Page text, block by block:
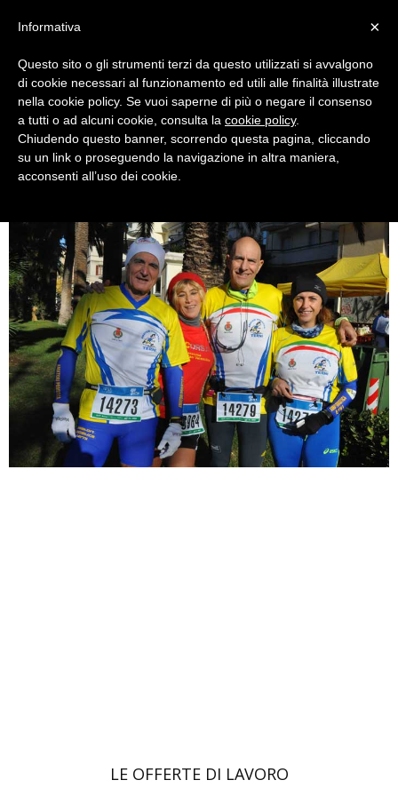
atleti-amatori-podistica-terni-agabiti-
vaccarini-gennari-grillo
LE OFFERTE DI LAVORO
×
Informativa
Questo sito o gli strumenti terzi da questo utilizzati si avvalgono
di cookie necessari al funzionamento ed utili alle finalità illustrate
nella cookie policy. Se vuoi saperne di più o negare il consenso
a tutti o ad alcuni cookie, consulta la cookie policy.
Chiudendo questo banner, scorrendo questa pagina, cliccando
su un link o proseguendo la navigazione in altra maniera,
acconsenti all’uso dei cookie.